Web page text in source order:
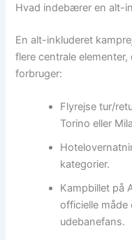
Hvad indebærer en alt-
En alt-inkluderet
flere centrale
forbruger:
Flyrejse tur/
Torino eller
kategorier.
Kampbillet på
officielle
udebanefans.